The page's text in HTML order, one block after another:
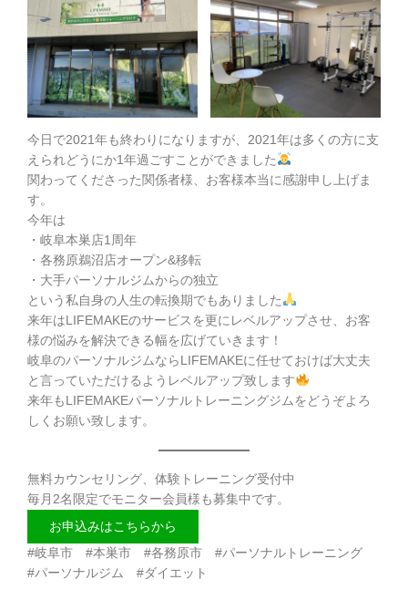
今日で2021年も終わりになりますが、2021年は多くの方に支
えられどうにか1年過ごすことができました
関わってくださった関係者様、お客様本当に感謝申し上げま
す。
今年は
・岐阜本巣店1周年
・各務原鵜沼店オープン&移転
・大手パーソナルジムからの独立
という私自身の人生の転換期でもありました
来年はLIFEMAKEのサービスを更にレベルアップさせ、お客
様の悩みを解決できる幅を広げていきます！
岐阜のパーソナルジムならLIFEMAKEに任せておけば大丈夫
と言っていただけるようレベルアップ致します
来年もLIFEMAKEパーソナルトレーニングジムをどうぞよろ
しくお願い致します。
無料カウンセリング、体験トレーニング受付中
毎月2名限定でモニター会員様も募集中です。
お申込みはこちらから
#岐阜市 #本巣市 #各務原市 #パーソナルトレーニング
#パーソナルジム #ダイエット